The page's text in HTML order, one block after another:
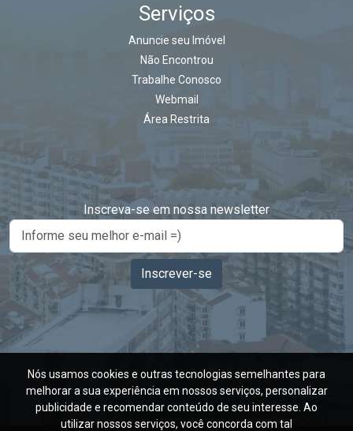
Serviços
Anuncie seu Imóvel
Não Encontrou
Trabalhe Conosco
Webmail
Área Restrita
Inscreva-se em nossa newsletter
Inscrever-se
Nós usamos cookies e outras tecnologias semelhantes para
melhorar a sua experiência em nossos serviços, personalizar
publicidade e recomendar conteúdo de seu interesse. Ao
utilizar nossos serviços, você concorda com tal